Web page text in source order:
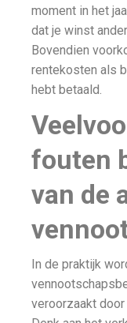
moment in het
dat je winst
Bovendien
rentekosten als
hebt betaald.
fouten
van de
In de praktijk
veroorzaakt